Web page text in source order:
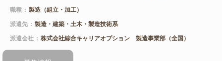
職種
製造（組立・加工）
派遣先
製造・建築・土木・製造技術系
派遣会社
株式会社綜合キャリアオプション 製造事業部（全国）